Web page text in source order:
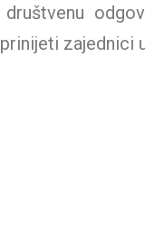
zajednici